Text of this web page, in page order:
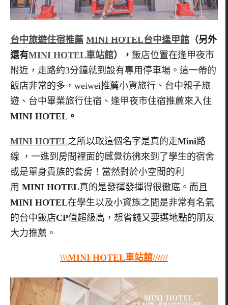
台中旅遊住宿推薦 MINI HOTEL台中逢甲館 （另外
還有MINI HOTEL車站館）， 飯店位置在逢甲夜市
附近，走路約3分鐘就到設有專用停車場。這一帶的
飯店非常的多，weiwei推薦小資旅行、台中親子旅
遊、台中畢業旅行住宿、逢甲夜市住宿推薦來入住
MINI HOTEL。
MINI HOTEL之所以取這個名字是真的走Mini路
線
，一進到房間裡面的感覺彷彿來到了學生的宿舍
或是單身貴族的套房！當然對於小空間的利
用 MINI HOTEL真的是發揮發揮得很徹底。而且
MINI HOTEL在學生以及小資族之間是非常有名氣
的台中飯店CP值超級高，想省錢又要選地點的朋友
大力推薦。
\\\MINI HOTEL車站館//////